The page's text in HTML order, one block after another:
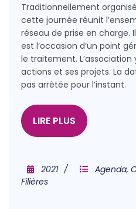
Traditionnellement
cette journée réunit
réseau de prise en charge.
est l’occasion d’un point
le traitement.
actions et ses projets. La
pas arrêtée pour l’instant.
LIRE PLUS
2021 Agenda,
Filières